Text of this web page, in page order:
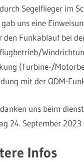
Segelflieger im
uns eine
den Funkablauf bei
(Turbine-/
mit der QDM-
uns beim
24. September 2023
Infos